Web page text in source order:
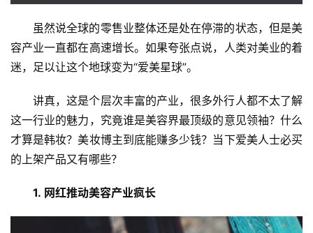
虽然说全球的零售业整体还是处在停滞的状态，但是美
容产业一直都在高速增长。如果夸张点说，人类对美业的着
迷，足以让这个地球变为“爱美星球”。
讲真，这是个层次丰富的产业，很多外行人都不太了解
这一行业的魅力，究竟谁是美容界最顶级的意见领袖？什么
才算是韩妆？美妆博主到底能赚多少钱？当下爱美人士必买
的上架产品又有哪些？
1. 网红推动美容产业疯长